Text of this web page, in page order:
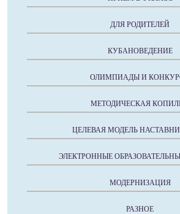
ДЛЯ РОДИТЕЛЕЙ
КУБАНОВЕДЕНИЕ
ОЛИМПИАДЫ И
МЕТОДИЧЕСКАЯ
ЦЕЛЕВАЯ МОДЕЛЬ
ЭЛЕКТРОННЫЕ
МОДЕРНИЗАЦИЯ
РАЗНОЕ